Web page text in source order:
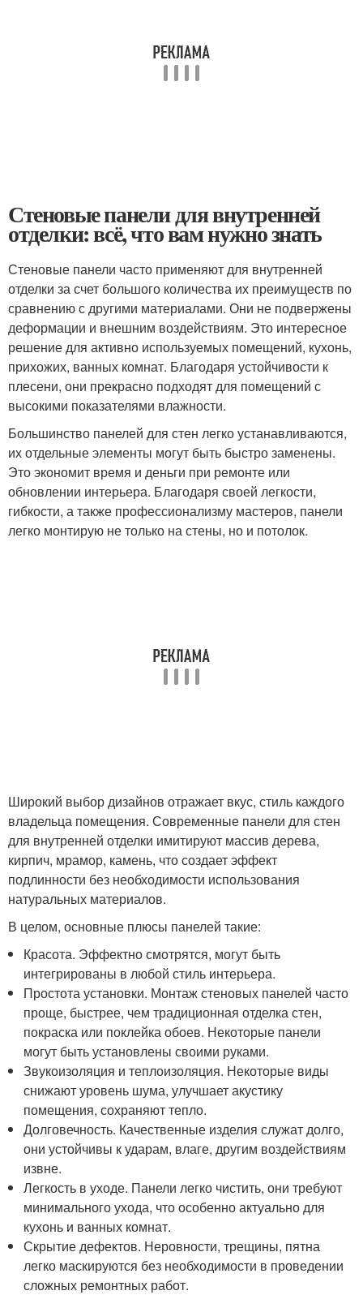
Стеновые панели для внутренней
отделки: всё, что вам нужно знать
Стеновые панели часто применяют для внутренней
отделки за счет большого количества их преимуществ по
сравнению с другими материалами. Они не подвержены
деформации и внешним воздействиям. Это интересное
решение для активно используемых помещений, кухонь,
прихожих, ванных комнат. Благодаря устойчивости к
плесени, они прекрасно подходят для помещений с
высокими показателями влажности.
Большинство панелей для стен легко устанавливаются,
их отдельные элементы могут быть быстро заменены.
Это экономит время и деньги при ремонте или
обновлении интерьера. Благодаря своей легкости,
гибкости, а также профессионализму мастеров, панели
легко монтирую не только на стены, но и потолок.
Широкий выбор дизайнов отражает вкус, стиль каждого
владельца помещения. Современные панели для стен
для внутренней отделки имитируют массив дерева,
кирпич, мрамор, камень, что создает эффект
подлинности без необходимости использования
натуральных материалов.
В целом, основные плюсы панелей такие:
Красота. Эффектно смотрятся, могут быть
интегрированы в любой стиль интерьера.
Простота установки. Монтаж стеновых панелей часто
проще, быстрее, чем традиционная отделка стен,
покраска или поклейка обоев. Некоторые панели
могут быть установлены своими руками.
Звукоизоляция и теплоизоляция. Некоторые виды
снижают уровень шума, улучшает акустику
помещения, сохраняют тепло.
Долговечность. Качественные изделия служат долго,
они устойчивы к ударам, влаге, другим воздействиям
извне.
Легкость в уходе. Панели легко чистить, они требуют
минимального ухода, что особенно актуально для
кухонь и ванных комнат.
Скрытие дефектов. Неровности, трещины, пятна
легко маскируются без необходимости в проведении
сложных ремонтных работ.